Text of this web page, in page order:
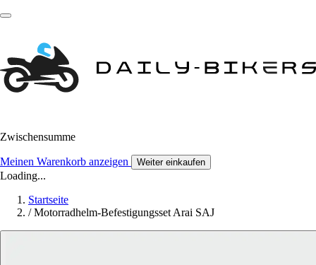
Zwischensumme
Meinen Warenkorb anzeigen Weiter einkaufen
Loading...
Startseite
/ Motorradhelm-Befestigungsset Arai SAJ